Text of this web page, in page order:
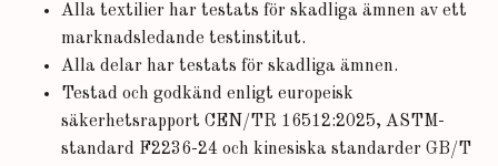
Alla textilier har testats för skadliga ämnen av ett
marknadsledande testinstitut.
Alla delar har testats för skadliga ämnen.
Testad och godkänd enligt europeisk
säkerhetsrapport CEN/TR 16512:2025, ASTM-
standard F2236-24 och kinesiska standarder GB/T